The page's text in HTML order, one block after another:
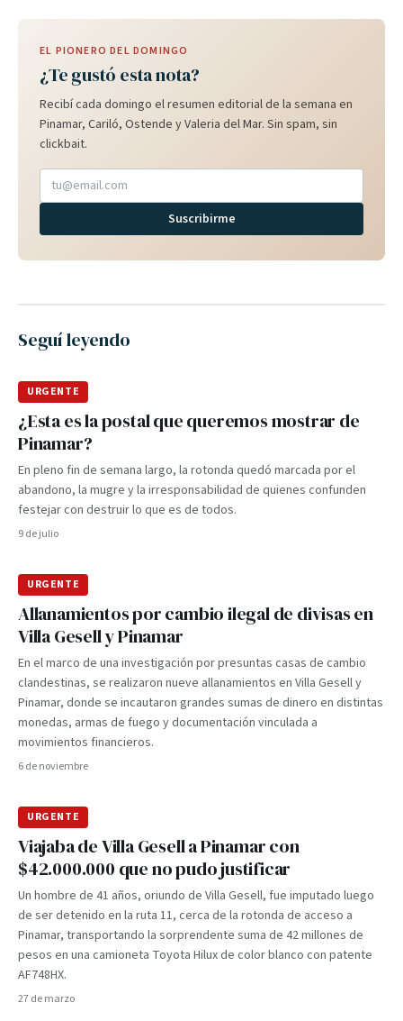
EL PIONERO DEL DOMINGO
¿Te gustó esta nota?
Recibí cada domingo el resumen editorial de la semana en
Pinamar, Cariló, Ostende y Valeria del Mar. Sin spam, sin
clickbait.
Suscribirme
Seguí leyendo
URGENTE
¿Esta es la postal que queremos mostrar de
Pinamar?
En pleno fin de semana largo, la rotonda quedó marcada por el
abandono, la mugre y la irresponsabilidad de quienes confunden
festejar con destruir lo que es de todos.
9 de julio
URGENTE
Allanamientos por cambio ilegal de divisas en
Villa Gesell y Pinamar
En el marco de una investigación por presuntas casas de cambio
clandestinas, se realizaron nueve allanamientos en Villa Gesell y
Pinamar, donde se incautaron grandes sumas de dinero en distintas
monedas, armas de fuego y documentación vinculada a
movimientos financieros.
6 de noviembre
URGENTE
Viajaba de Villa Gesell a Pinamar con
$42.000.000 que no pudo justificar
Un hombre de 41 años, oriundo de Villa Gesell, fue imputado luego
de ser detenido en la ruta 11, cerca de la rotonda de acceso a
Pinamar, transportando la sorprendente suma de 42 millones de
pesos en una camioneta Toyota Hilux de color blanco con patente
AF748HX.
27 de marzo